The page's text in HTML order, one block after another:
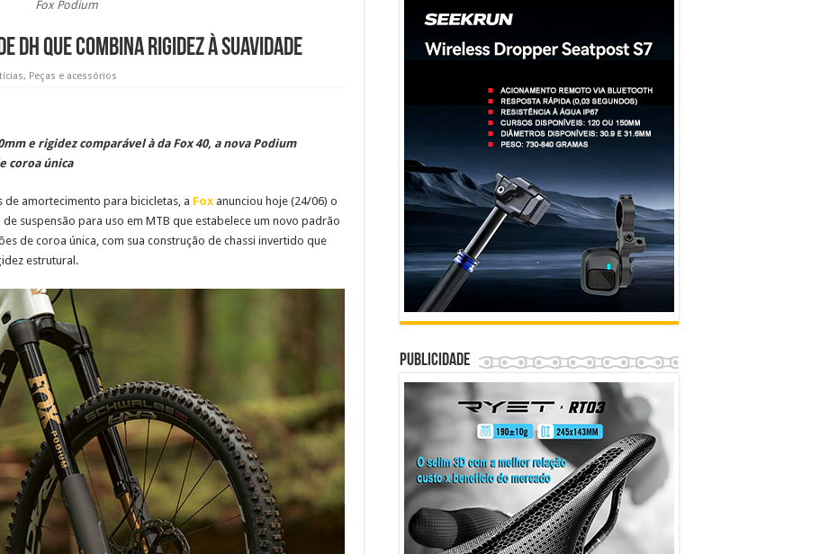
Fox Podium
DH que combina rigidez à suavidade
, Peças e acessórios
e rigidez comparável à da Fox 40, a nova Podium
coroa única
amortecimento para bicicletas, a Fox anunciou hoje (24/06) o
suspensão para uso em MTB que estabelece um novo padrão
de coroa única, com sua construção de chassi invertido que
estrutural.
Publicidade